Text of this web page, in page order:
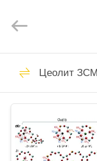
ДОМ
ПРОДУКТЫ
НАС
Rights
Цеолит